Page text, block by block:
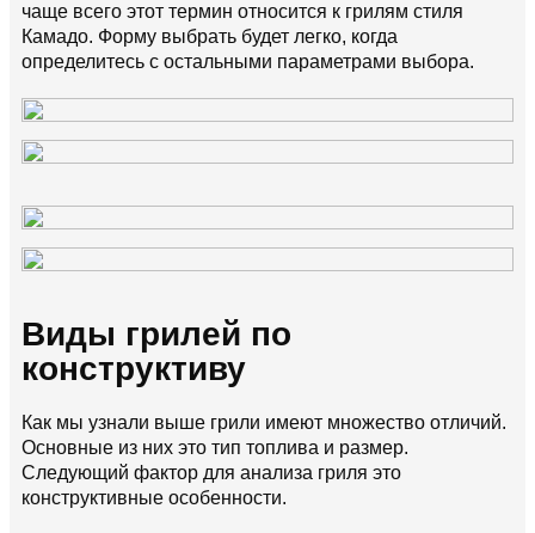
чаще всего этот термин относится к грилям стиля
Камадо. Форму выбрать будет легко, когда
определитесь с остальными параметрами выбора.
Виды грилей по
конструктиву
Как мы узнали выше грили имеют множество отличий.
Основные из них это тип топлива и размер.
Следующий фактор для анализа гриля это
конструктивные особенности.